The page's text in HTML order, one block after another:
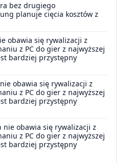
bez drugiego
planuje cięcia kosztów z
obawia się rywalizacji z
z PC do gier z najwyższej
bardziej przystępny
obawia się rywalizacji z
z PC do gier z najwyższej
bardziej przystępny
nie obawia się rywalizacji z
z PC do gier z najwyższej
bardziej przystępny